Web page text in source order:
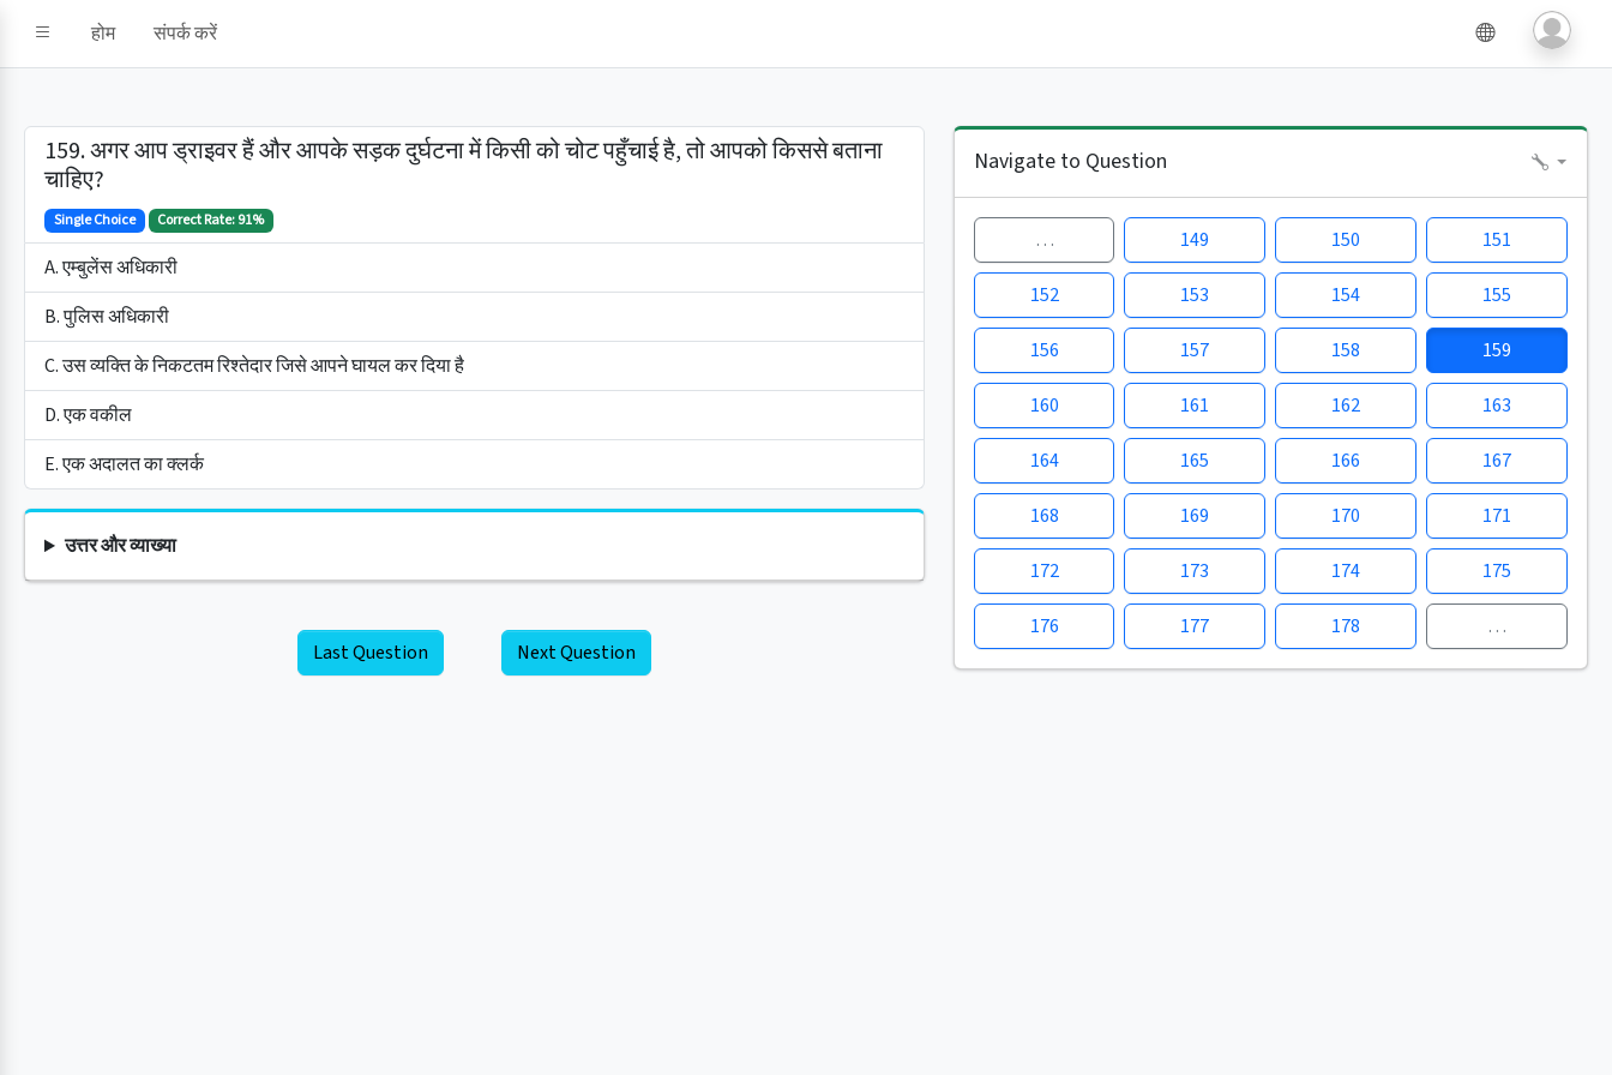
होम संपर्क करें
159. अगर आप ड्राइवर हैं और आपके सड़क दुर्घटना में किसी को चोट पहुँचाई है, तो आपको किससे बताना
चाहिए?
Single Choice Correct Rate: 91%
A. एम्बुलेंस अधिकारी
B. पुलिस अधिकारी
C. उस व्यक्ति के निकटतम रिश्तेदार जिसे आपने घायल कर दिया है
D. एक वकील
E. एक अदालत का क्लर्क
उत्तर और व्याख्या
Last Question Next Question
Navigate to Question
… 149 150 151
152 153 154 155
156 157 158 159
160 161 162 163
164 165 166 167
168 169 170 171
172 173 174 175
176 177 178 …